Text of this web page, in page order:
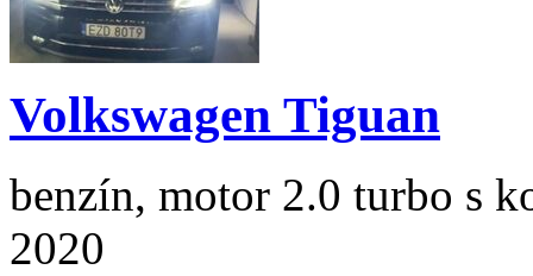
Volkswagen Tiguan
benzín, motor 2.0 turbo s
2020